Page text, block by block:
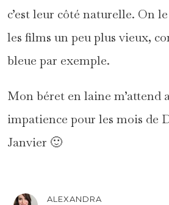
c’est leur côté naturelle. On
les films un peu plus vieux,
bleue par exemple.
Mon béret en laine m’attend
impatience pour les mois de
Janvier 🙂
ALEXANDRA